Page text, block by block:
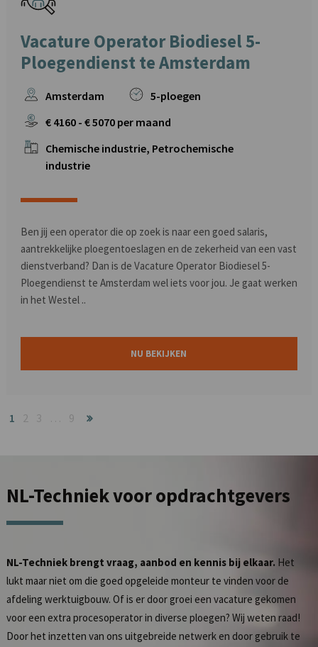
Vacature Operator Biodiesel 5-
Ploegendienst te Amsterdam
Amsterdam
5-ploegen
€ 4160 - €5070 per maand
Chemische industrie, Petrochemische
industrie
Ben jij een operator die op zoek is naar een goed salaris,
aantrekkelijke ploegentoeslagen en de zekerheid van een vast
dienstverband? Dan is de Vacature Operator Biodiesel 5-
Ploegendienst te Amsterdam wel iets voor jou. Je gaat werken
in het Westel ..
NU BEKIJKEN
1 2 3 … 9
NL-Techniekvoor opdrachtgevers
NL-Techniek brengt vraag, aanbod en kennis bij elkaar. Het
lukt maar niet om die goed opgeleide monteur te vinden voor de
afdeling werktuigbouw. Of is er door groei een vacature gekomen
voor een extra procesoperator in diverse ploegen? Wij weten raad!
Door het inzetten van ons uitgebreide netwerk en door gebruik te